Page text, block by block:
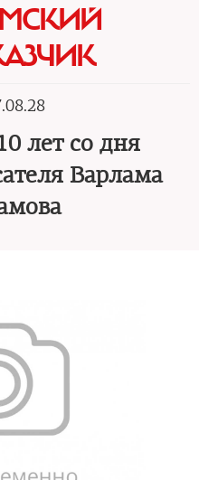
лет со дня
Варлама